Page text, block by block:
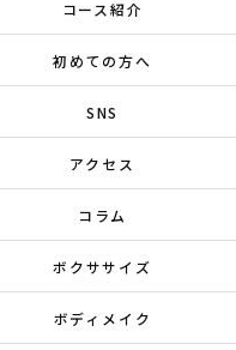
コース紹介
初めての方へ
SNS
アクセス
コラム
ボクササイズ
ボディメイク